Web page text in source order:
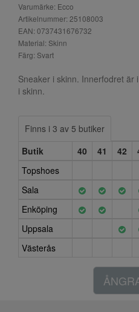
Varumärke: Ecco
Artikelnummer: 25108003
EAN: 0737431676732
Material: Skinn
Färg: Svart
Sneaker i skinn. Innerfodret är
i skinn.
Finns i 3 av 5 butiker
Butik
40 41 42
Topshoes
Sala
Enköping
Uppsala
Västerås